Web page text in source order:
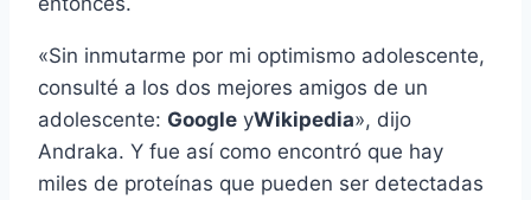
«Sin inmutarme por mi optimismo adolescente,
consulté a los dos mejores amigos de un
adolescente: Google yWikipedia», dijo
Andraka. Y fue así­ como encontró que hay
miles de proteí­nas que pueden ser detectadas